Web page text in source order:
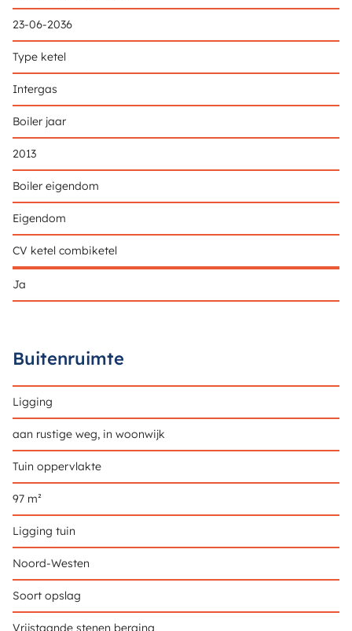
23-06-2036
Type ketel
Intergas
Boiler jaar
2013
Boiler eigendom
Eigendom
CV ketel combiketel
Ja
Buitenruimte
Ligging
aan rustige weg, in woonwijk
Tuin oppervlakte
97 m²
Ligging tuin
Noord-Westen
Soort opslag
Vrijstaande stenen berging